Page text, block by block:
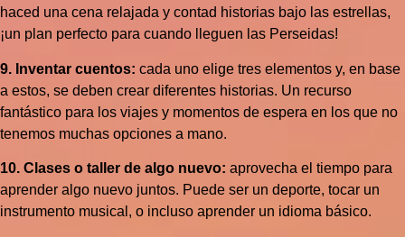
haced una cena relajada y contad historias bajo las estrellas,
¡un plan perfecto para cuando lleguen las Perseidas!
9. Inventar cuentos: cada uno elige tres elementos y, en base
a estos, se deben crear diferentes historias. Un recurso
fantástico para los viajes y momentos de espera en los que no
tenemos muchas opciones a mano.
10. Clases o taller de algo nuevo: aprovecha el tiempo para
aprender algo nuevo juntos. Puede ser un deporte, tocar un
instrumento musical, o incluso aprender un idioma básico.